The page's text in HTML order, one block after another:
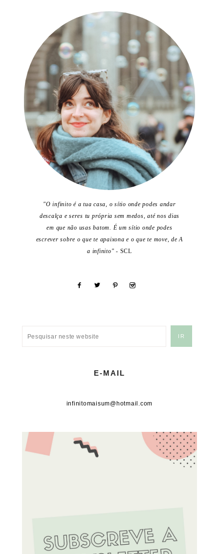
"O infinito é a tua casa, o sítio onde podes andar
descalça e seres tu própria sem medos, até nos dias
em que não usas batom. É um sítio onde podes
escrever sobre o que te apaixona e o que te move, de A
a infinito"- SCL
E-MAIL
infinitomaisum@hotmail.com